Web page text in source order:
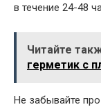
в течение 24-48
Читайте
герметик с
Не забывайте